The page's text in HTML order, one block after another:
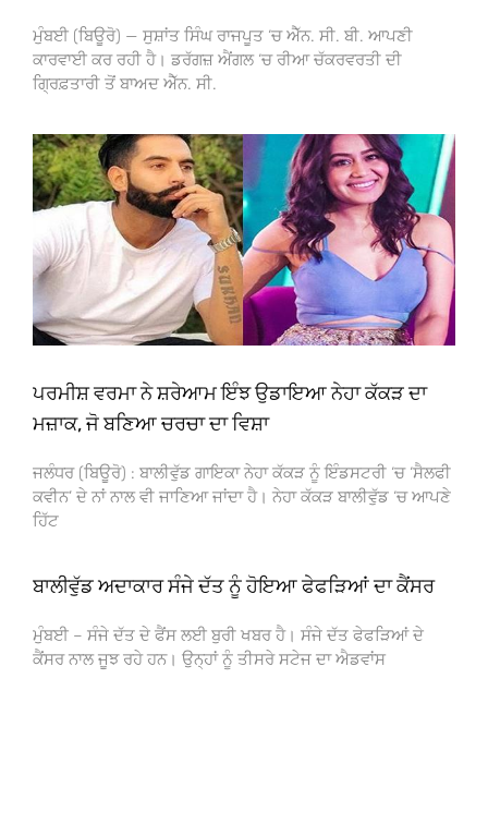
ਮੁੰਬਈ (ਬਿਊਰੋ) — ਸੁਸ਼ਾਂਤ ਸਿੰਘ ਰਾਜਪੂਤ ‘ਚ ਐੱਨ. ਸੀ. ਬੀ. ਆਪਣੀ
ਕਾਰਵਾਈ ਕਰ ਰਹੀ ਹੈ। ਡਰੱਗਜ਼ ਐਂਗਲ ‘ਚ ਰੀਆ ਚੱਕਰਵਰਤੀ ਦੀ
ਗ੍ਰਿਫ਼ਤਾਰੀ ਤੋਂ ਬਾਅਦ ਐੱਨ. ਸੀ.
ਪਰਮੀਸ਼ ਵਰਮਾ ਨੇ ਸ਼ਰੇਆਮ ਇੰਝ ਉਡਾਇਆ ਨੇਹਾ ਕੱਕੜ ਦਾ
ਮਜ਼ਾਕ, ਜੋ ਬਣਿਆ ਚਰਚਾ ਦਾ ਵਿਸ਼ਾ
ਜਲੰਧਰ (ਬਿਊਰੋ) : ਬਾਲੀਵੁੱਡ ਗਾਇਕਾ ਨੇਹਾ ਕੱਕੜ ਨੂੰ ਇੰਡਸਟਰੀ ‘ਚ ‘ਸੈਲਫੀ
ਕਵੀਨ’ ਦੇ ਨਾਂ ਨਾਲ ਵੀ ਜਾਣਿਆ ਜਾਂਦਾ ਹੈ। ਨੇਹਾ ਕੱਕੜ ਬਾਲੀਵੁੱਡ ‘ਚ ਆਪਣੇ
ਹਿੱਟ
ਬਾਲੀਵੁੱਡ ਅਦਾਕਾਰ ਸੰਜੇ ਦੱਤ ਨੂੰ ਹੋਇਆ ਫੇਫੜਿਆਂ ਦਾ ਕੈਂਸਰ
ਮੁੰਬਈ – ਸੰਜੇ ਦੱਤ ਦੇ ਫੈਂਸ ਲਈ ਬੁਰੀ ਖਬਰ ਹੈ। ਸੰਜੇ ਦੱਤ ਫੇਫੜਿਆਂ ਦੇ
ਕੈਂਸਰ ਨਾਲ ਜੂਝ ਰਹੇ ਹਨ। ਉਨ੍ਹਾਂ ਨੂੰ ਤੀਸਰੇ ਸਟੇਜ ਦਾ ਐਡਵਾਂਸ